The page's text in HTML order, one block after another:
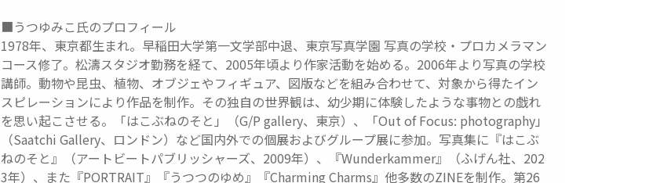
■うつゆみこ氏のプロフィール
1978年、東京都生まれ。早稲田大学第一文学部中退、東京写真学園 写真の学校・プロカメラマン
コース修了。松濤スタジオ勤務を経て、2005年頃より作家活動を始める。2006年より写真の学校
講師。動物や昆虫、植物、オブジェやフィギュア、図版などを組み合わせて、対象から得たイン
スピレーションにより作品を制作。その独自の世界観は、幼少期に体験したような事物との戯れ
を思い起こさせる。「はこぶねのそと」（G/P gallery、東京）、「Out of Focus: photography」
（Saatchi Gallery、ロンドン）など国内外での個展およびグループ展に参加。写真集に『はこぶ
ねのそと』（アートビートパブリッシャーズ、2009年）、『Wunderkammer』（ふげん社、202
3年）、また『PORTRAIT』『うつつのゆめ』『Charming Charms』他多数のZINEを制作。第26